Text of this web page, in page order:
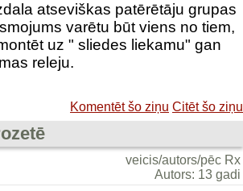
atseviškas patērētāju grupas
varētu būt viens no tiem,
uz " sliedes liekamu" gan
releju.
Komentēt šo ziņu Citēt šo ziņu
veicis/autors/pēc Rx
Autors: 13 gadi